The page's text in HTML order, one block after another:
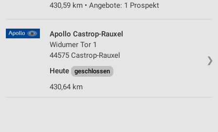
430,59 km • Angebote: 1 Prospekt
❯
Apollo Castrop-Rauxel
Widumer Tor 1
44575 Castrop-Rauxel
Heute
geschlossen
430,64 km